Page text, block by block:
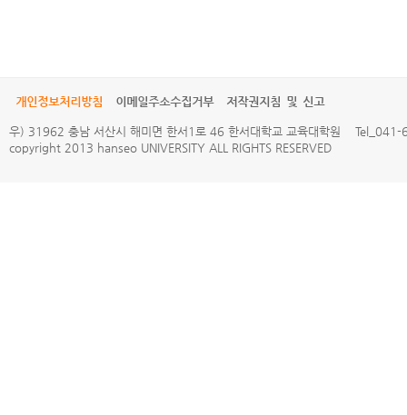
개인정보처리방침 이메일주소수집거부 저작권지침 및 신고
우) 31962 충남 서산시 해미면 한서1로 46 한서대학교 교육대학원
copyright 2013 hanseo UNIVERSITY ALL RIGHTS RESERVED